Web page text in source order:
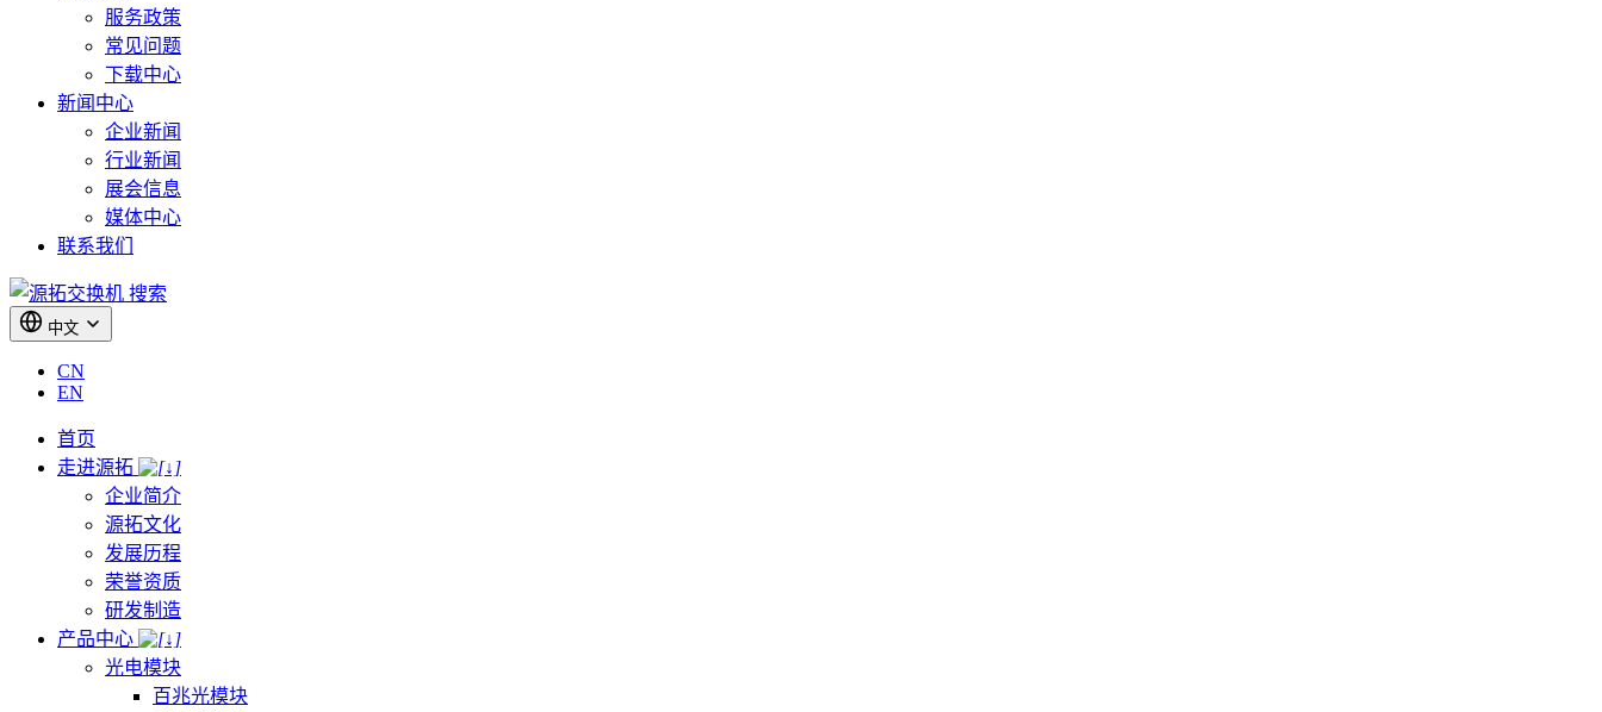
服务政策
常见问题
下载中心
新闻中心
企业新闻
行业新闻
展会信息
媒体中心
联系我们
搜索
中文
CN
EN
首页
走进源拓
企业简介
源拓文化
发展历程
荣誉资质
研发制造
产品中心
光电模块
百兆光模块